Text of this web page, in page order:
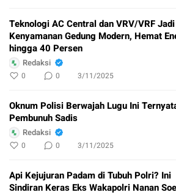
Teknologi AC Central dan VRV/VRF
Kenyamanan Gedung Modern, Hemat
hingga 40 Persen
Redaksi
0 0 3/11/2025
Oknum Polisi Berwajah Lugu Ini
Pembunuh Sadis
Redaksi
0 0 3/11/2025
Api Kejujuran Padam di Tubuh Polri? Ini
Sindiran Keras Eks Wakapolri Nanan